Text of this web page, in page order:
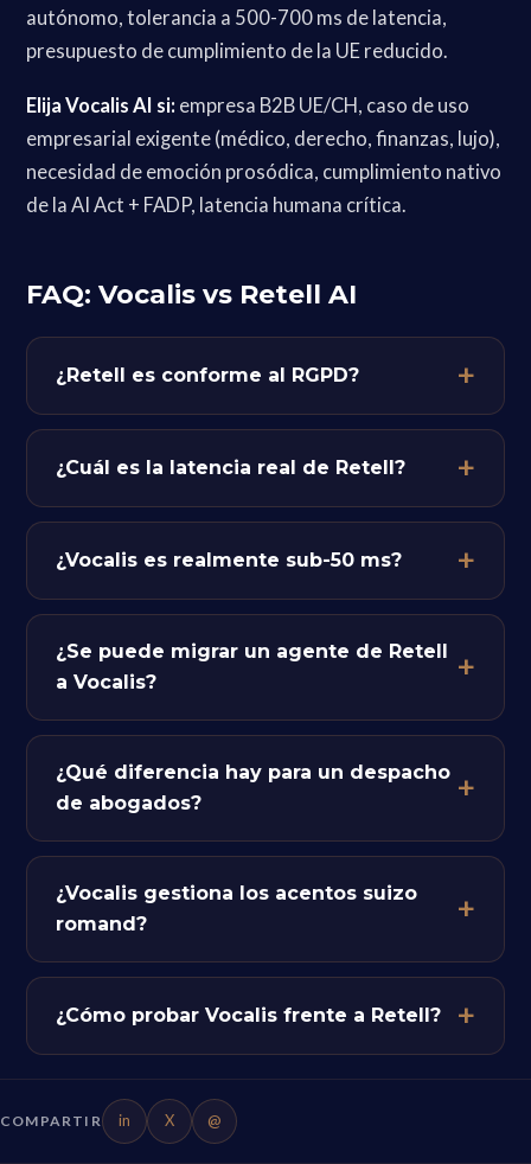
autónomo, tolerancia a 500-700 ms de latencia,
presupuesto de cumplimiento de la UE reducido.
Elija Vocalis AI si: empresa B2B UE/CH, caso de uso
empresarial exigente (médico, derecho, finanzas, lujo),
necesidad de emoción prosódica, cumplimiento nativo
de la AI Act + FADP, latencia humana crítica.
FAQ: Vocalis vs Retell AI
¿Retell es conforme al RGPD?
¿Cuál es la latencia real de Retell?
¿Vocalis es realmente sub-50 ms?
¿Se puede migrar un agente de Retell
a Vocalis?
¿Qué diferencia hay para un despacho
de abogados?
¿Vocalis gestiona los acentos suizo
romand?
¿Cómo probar Vocalis frente a Retell?
COMPARTIR in X @